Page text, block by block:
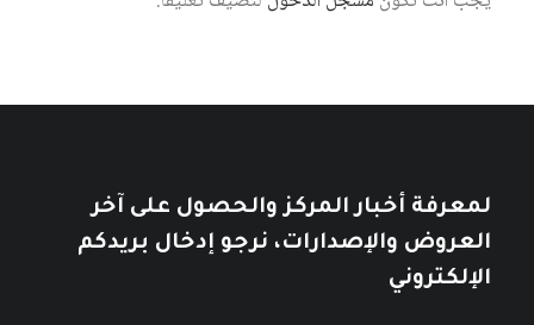
كتبه ياسمين قعيق
لمعرفة أخبار المركز والحصول على آخر
العروض والإصدارات، نرجو إدخال بريدكم
الإلكتروني